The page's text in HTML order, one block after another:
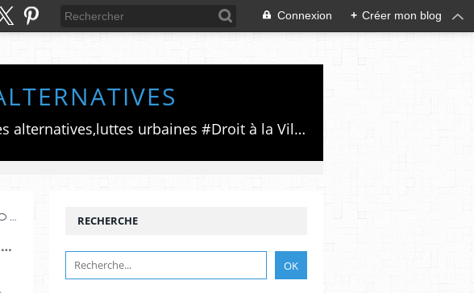
Connexion + Créer mon blog
Luttes émancipatrices,recherche du forum politico/social pour des alternatives,luttes urbaines #Droit à la Ville", #Paris #GrandParis,enjeux de la métropolisation,accès aux Archives publiques par Pierre Mansat,auteur‼️Ma vie rouge. Meutre au Grand Paris‼️[PUG]Association Josette & Maurice #Audin>bénevole Secours Populaire>Comité Laghouat-France>#Mumia #INTA
…
Itv de Patrick Bouchain dans Le Monde
RECHERCHE